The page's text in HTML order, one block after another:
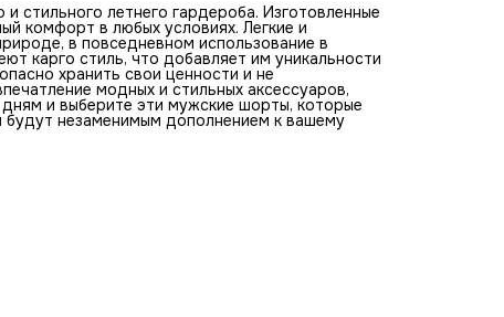
стильного летнего гардероба. Изготовленные
комфорт в любых условиях. Легкие и
в повседневном использование в
карго стиль, что добавляет им уникальности
хранить свои ценности и не
модных и стильных аксессуаров,
и выберите эти мужские шорты, которые
незаменимым дополнением к вашему